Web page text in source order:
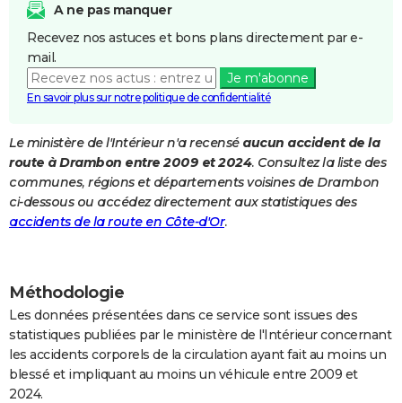
Destinations
City break
Voyage nature
Voyage de noces
Forum
Climat
PHOTO
GUIDES D'ACHAT
BONS PLANS
Carte de Noël
Carte Bonne année
Carte Saint-Valentin
Carte Pâques
Carte d'anniversaire
DICTIONNAIRE
Dictionnaire
Biographies
Citations
Expressions
Proverbes
PROGRAMME TV
FORUM
Bricolage
Television
A ne pas manquer
Recevez nos astuces et bons plans directement par e-
mail.
Je m'abonne
En savoir plus sur notre politique de confidentialité
Le ministère de l'Intérieur n'a recensé aucun accident de la
route à Drambon entre 2009 et 2024. Consultez la liste des
communes, régions et départements voisines de Drambon
ci-dessous ou accédez directement aux statistiques des
accidents de la route en Côte-d'Or.
Méthodologie
Les données présentées dans ce service sont issues des
statistiques publiées par le ministère de l'Intérieur concernant
les accidents corporels de la circulation ayant fait au moins un
blessé et impliquant au moins un véhicule entre 2009 et
2024.